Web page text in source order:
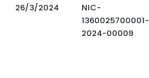
26/3/2024
NIC-
1360025700001-
2024-00009